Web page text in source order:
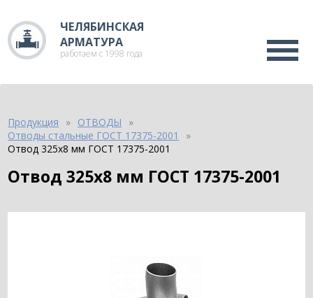
ЧЕЛЯБИНСКАЯ
АРМАТУРА
работаем с 1998 года
Продукция
ОТВОДЫ
Отводы стальные ГОСТ 17375-2001
Отвод 325х8 мм ГОСТ 17375-2001
Отвод 325х8 мм ГОСТ 17375-2001